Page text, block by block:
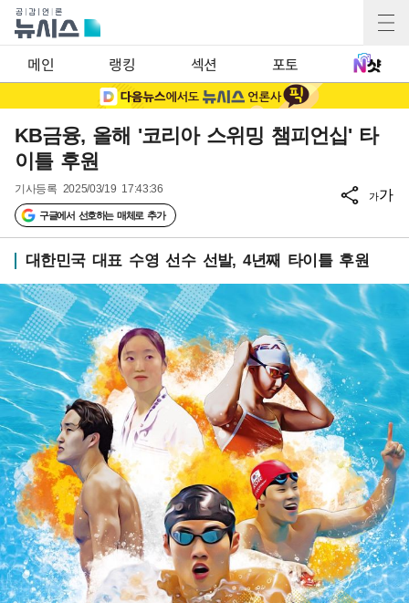
메인 랭킹 섹션 포토
KB금융, 올해 '코리아 스위밍 챔피언십' 타
이틀 후원
기사등록 2025/03/19 17:43:36
구글에서 선호하는 매체로 추가
가가
대한민국 대표 수영 선수 선발, 4년째 타이틀 후원